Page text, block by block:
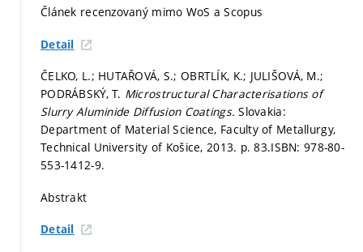
Článek recenzovaný mimo WoS a Scopus
Detail
ČELKO, L.; HUTAŘOVÁ, S.; OBRTLÍK, K.; JULIŠOVÁ, M.;
PODRÁBSKÝ, T. Microstructural Characterisations of
Slurry Aluminide Diffusion Coatings.Slovakia:
Department of Material Science, Faculty of Metallurgy,
Technical University of Košice, 2013. p. 83.ISBN: 978-80-
553-1412-9.
Abstrakt
Detail